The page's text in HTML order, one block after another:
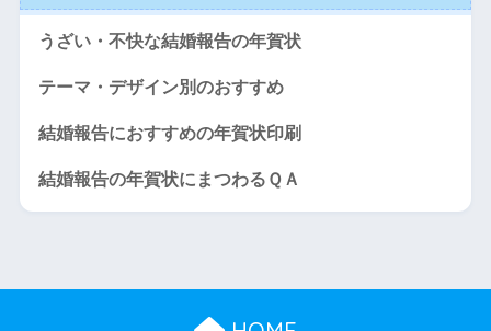
うざい・不快な結婚報告の年賀状
テーマ・デザイン別のおすすめ
結婚報告におすすめの年賀状印刷
結婚報告の年賀状にまつわるＱＡ